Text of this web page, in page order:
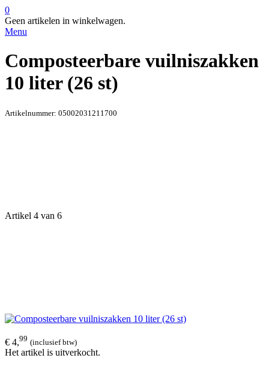
0
Geen artikelen in winkelwagen.
Menu
Composteerbare vuilniszakken
10 liter (26 st)
Artikelnummer: 05002031211700
Artikel 4 van 6
€ 4, 99 (inclusief btw)
Het artikel is uitverkocht.